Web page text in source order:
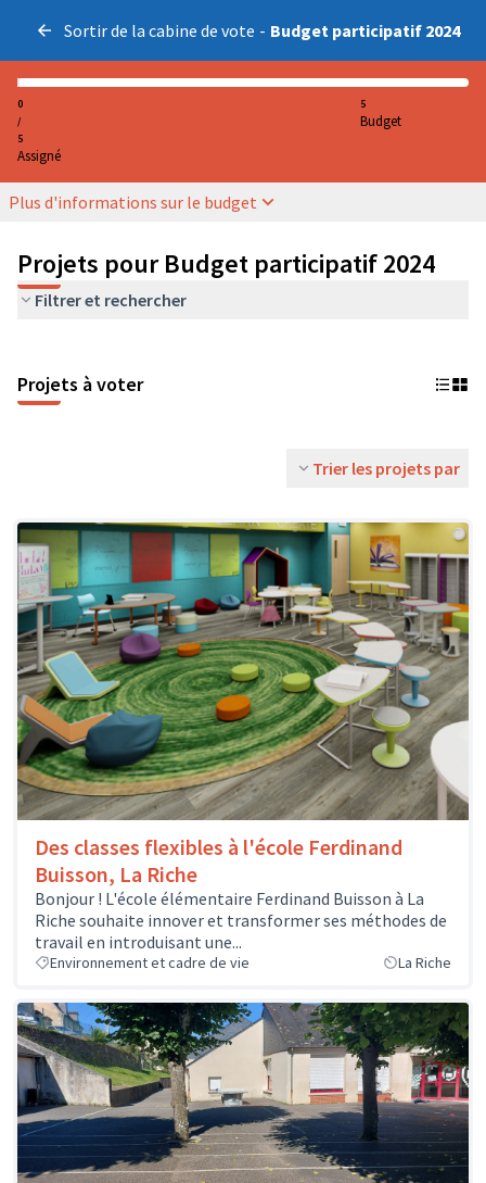
Sortir de la cabine de vote - Budget participatif 2024
0
/
5
Assigné
5
Budget
Plus d'informations sur le budget
Projets pour Budget participatif 2024
Filtrer et rechercher
Projets à voter
Trier les projets par
Des classes flexibles à l'école Ferdinand
Buisson, La Riche
Bonjour ! L'école élémentaire Ferdinand Buisson à La
Riche souhaite innover et transformer ses méthodes de
travail en introduisant une...
Environnement et cadre de vie La Riche